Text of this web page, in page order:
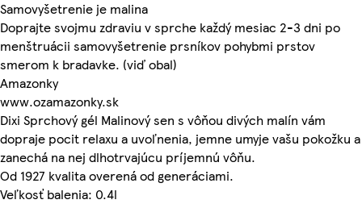
Samovyšetrenie je malina
Doprajte svojmu zdraviu v sprche každý mesiac 2-3 dni po
menštruácii samovyšetrenie prsníkov pohybmi prstov
smerom k bradavke. (viď obal)
Amazonky
www.ozamazonky.sk
Dixi Sprchový gél Malinový sen s vôňou divých malín vám
dopraje pocit relaxu a uvoľnenia, jemne umyje vašu pokožku a
zanechá na nej dlhotrvajúcu príjemnú vôňu.
Od 1927 kvalita overená od generáciami.
Veľkosť balenia: 0.4l